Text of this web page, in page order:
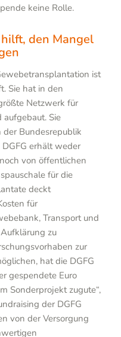
keine Rolle.
den Mangel
ist
Sie hat in den
Netzwerk für
Sie
Bundesrepublik
erhält weder
von öffentlichen
für die
deckt
für
Transport und
zu
zur
hat die DGFG
gespendete Euro
Sonderprojekt zugute“,
der DGFG
von der Versorgung